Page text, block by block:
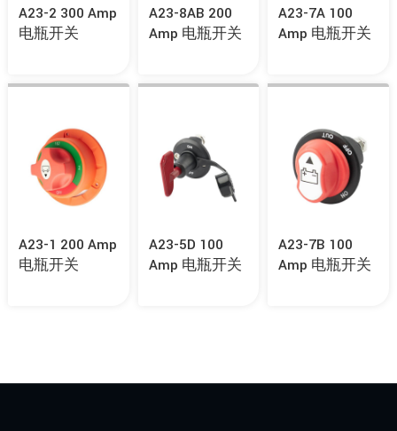
A23-2 300 Amp
电瓶开关
A23-8AB 200
Amp 电瓶开关
A23-7A 100
Amp 电瓶开关
A23-1 200 Amp
电瓶开关
A23-5D 100
Amp 电瓶开关
A23-7B 100
Amp 电瓶开关